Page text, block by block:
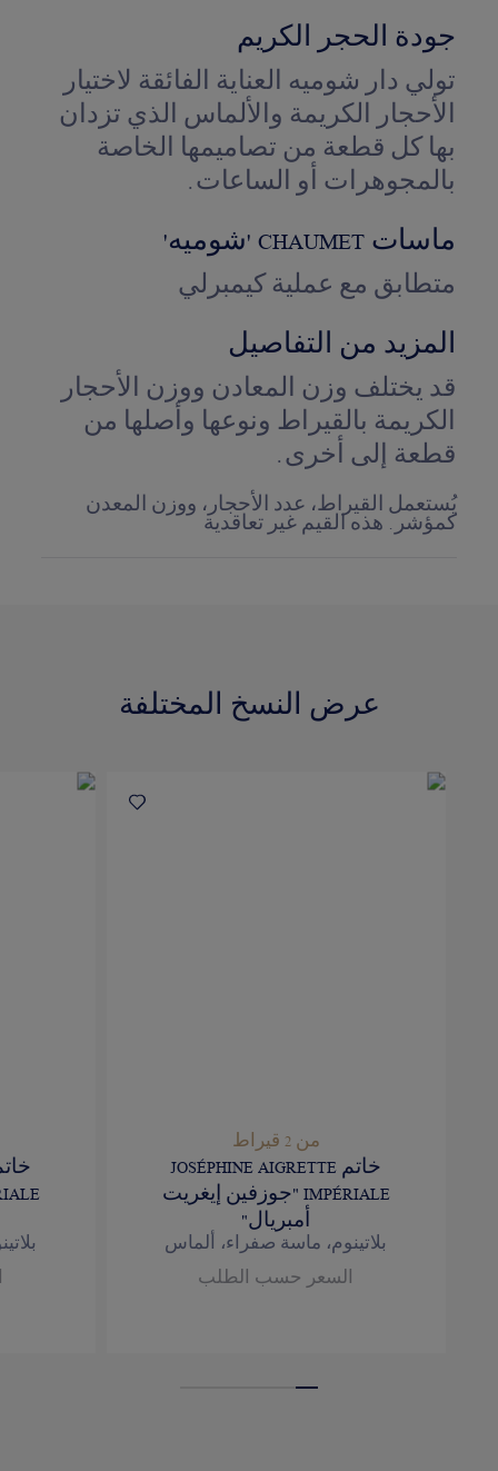
جودة الحجر الكريم
تولي دار شوميه العناية الفائقة لاختيار
الأحجار الكريمة والألماس الذي تزدان
بها كل قطعة من تصاميمها الخاصة
بالمجوهرات أو الساعات.
ماسات CHAUMET 'شوميه'
متطابق مع عملية كيمبرلي
المزيد من التفاصيل
قد يختلف وزن المعادن ووزن الأحجار
الكريمة بالقيراط ونوعها وأصلها من
قطعة إلى أخرى.
يُستعمل القيراط، عدد الأحجار، ووزن المعدن
كمؤشر. هذه القيم غير تعاقدية
عرض النسخ المختلفة
من 2 قيراط
خاتم JOSÉPHINE AIGRETTE
IMPÉRIALE "جوزفين إيغريت
أمبريال"
بلاتينوم، ماسة صفراء، ألماس
السعر حسب الطلب